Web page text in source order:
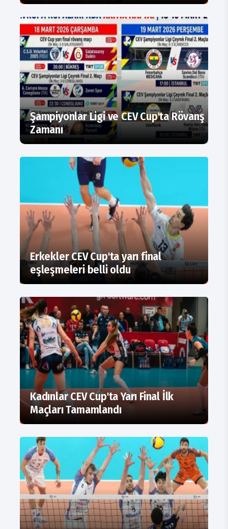
Şampiyonlar Ligi ve CEV Cup'ta Rövanş
Zamanı
Erkekler CEV Cup'ta yarı final
eşleşmeleri belli oldu
Kadınlar CEV Cup'ta Yarı Final İlk
Maçları Tamamlandı